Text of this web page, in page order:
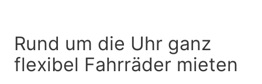
Rund um die Uhr ganz
flexibel Fahrräder mieten